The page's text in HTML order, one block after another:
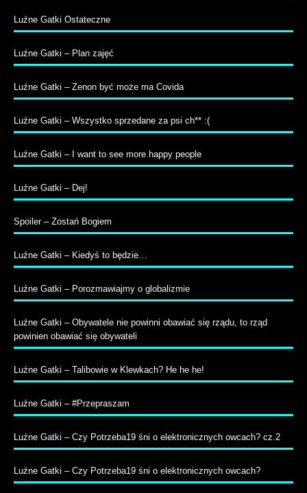
Luźne Gatki Ostateczne
Luźne Gatki – Plan zajęć
Luźne Gatki – Zenon być może ma Covida
Luźne Gatki – Wszystko sprzedane za psi ch** :(
Luźne Gatki – I want to see more happy people
Luźne Gatki – Dej!
Spoiler – Zostań Bogiem
Luźne Gatki – Kiedyś to będzie…
Luźne Gatki – Porozmawiajmy o globalizmie
Luźne Gatki – Obywatele nie powinni obawiać się rządu, to rząd
powinien obawiać się obywateli
Luźne Gatki – Talibowie w Klewkach? He he he!
Luźne Gatki – #Przepraszam
Luźne Gatki – Czy Potrzeba19 śni o elektronicznych owcach? cz.2
Luźne Gatki – Czy Potrzeba19 śni o elektronicznych owcach?